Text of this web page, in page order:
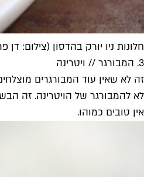
חלונות ניו יורק בהדסון (צילום: דן
3. המבורגר // ויטרינה
לא להמבורגר של הויטרינה. זה
אין טובים כמוהו.